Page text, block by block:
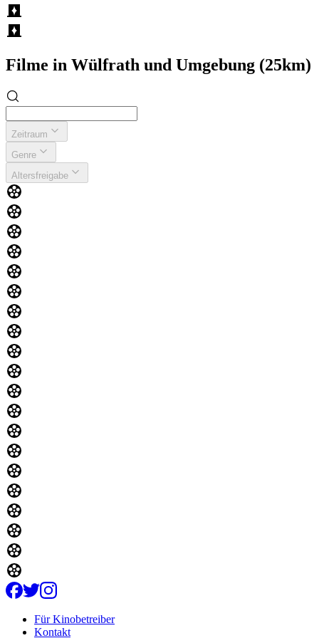
Filme in Wülfrath und Umgebung (25km)
Zeitraum
Genre
Altersfreigabe
Für Kinobetreiber
Kontakt